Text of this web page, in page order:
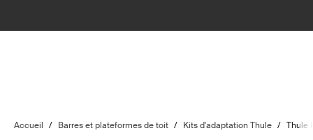
Accueil / Barres et plateformes de toit / Kits d'adaptation Thule / Thule